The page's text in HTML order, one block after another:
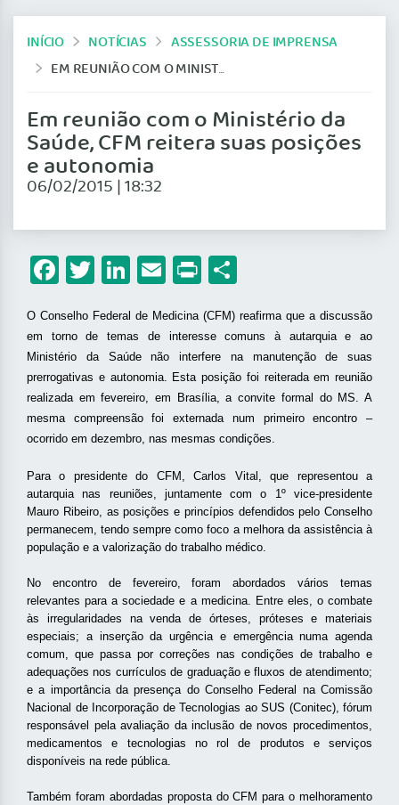
INÍCIO NOTÍCIAS
ASSESSORIA DE IMPRENSA
EM REUNIÃO COM O MINISTÉRIO DA SAÚDE, CFM REITERA SUAS POSIÇÕES E AUTONOMIA
Em reunião com o Ministério da
Saúde, CFM reitera suas posições
e autonomia
06/02/2015 | 18:32
Facebook
Twitter
LinkedIn
Email
Print
O Conselho Federal de Medicina (CFM) reafirma que a discussão
em torno de temas de interesse comuns à autarquia e ao
Ministério da Saúde não interfere na manutenção de suas
prerrogativas e autonomia. Esta posição foi reiterada em reunião
realizada em fevereiro, em Brasília, a convite formal do MS. A
mesma compreensão foi externada num primeiro encontro –
ocorrido em dezembro, nas mesmas condições.
Para o presidente do CFM, Carlos Vital, que representou a
autarquia nas reuniões, juntamente com o 1º vice-presidente
Mauro Ribeiro, as posições e princípios defendidos pelo Conselho
permanecem, tendo sempre como foco a melhora da assistência à
população e a valorização do trabalho médico.
No encontro de fevereiro, foram abordados vários temas
relevantes para a sociedade e a medicina. Entre eles, o combate
às irregularidades na venda de órteses, próteses e materiais
especiais; a inserção da urgência e emergência numa agenda
comum, que passa por correções nas condições de trabalho e
adequações nos currículos de graduação e fluxos de atendimento;
e a importância da presença do Conselho Federal na Comissão
Nacional de Incorporação de Tecnologias ao SUS (Conitec), fórum
responsável pela avaliação da inclusão de novos procedimentos,
medicamentos e tecnologias no rol de produtos e serviços
disponíveis na rede pública.
Também foram abordadas proposta do CFM para o melhoramento